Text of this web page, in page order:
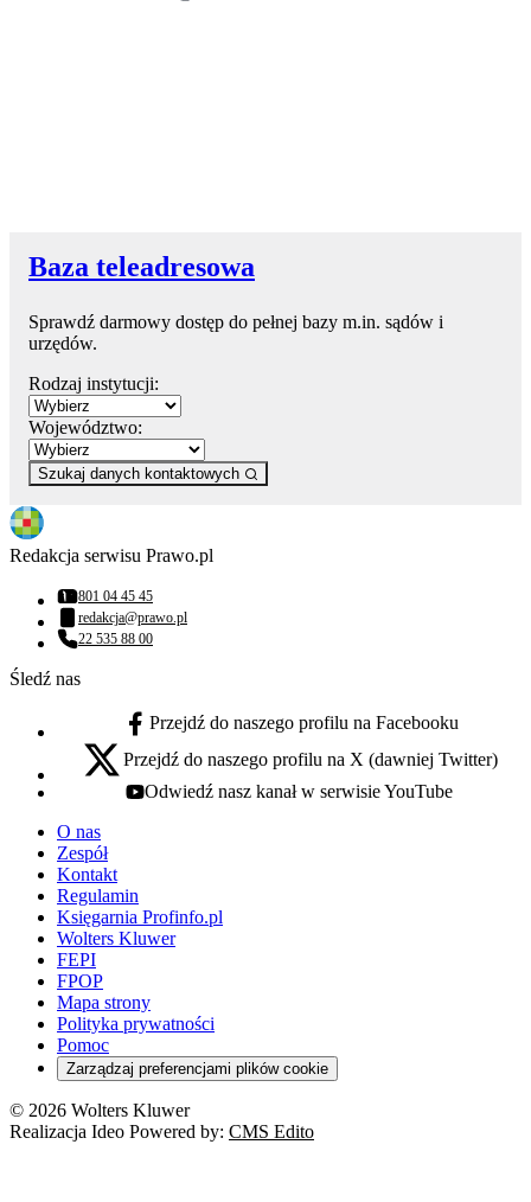
Baza teleadresowa
Sprawdź darmowy dostęp do pełnej bazy m.in. sądów i
urzędów.
Rodzaj instytucji:
Województwo:
Szukaj danych kontaktowych
Redakcja serwisu Prawo.pl
Numer telefonu:
801 04 45 45
Adres email:
redakcja@prawo.pl
Numer telefonu:
22 535 88 00
Śledź nas
facebook - otwiera się w nowej karcie
Przejdź do naszego profilu na Facebooku
x - otwiera się w nowej karcie
Przejdź do naszego profilu na X (dawniej Twitter)
youtube - otwiera się w nowej karcie
Odwiedź nasz kanał w serwisie YouTube
O nas
Zespół
Kontakt
Regulamin
Księgarnia Profinfo.pl
Wolters Kluwer
FEPI
FPOP
Mapa strony
Polityka prywatności
Pomoc
Zarządzaj preferencjami plików cookie
© 2026 Wolters Kluwer
Realizacja Ideo Powered by: CMS Edito